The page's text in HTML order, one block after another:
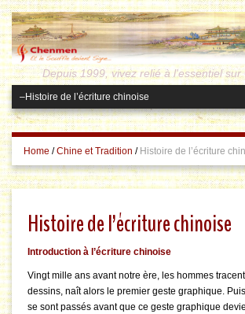
Depuis 1999, vivez relié à l'essentiel sur
Home / Chine et Tradition / Histoire de l’écriture
Histoire de l’écriture chinoise
Introduction à l’écriture chinoise
Vingt mille ans avant notre ère, les hommes
dessins, naît alors le premier geste graphique.
se sont passés avant que ce geste graphique